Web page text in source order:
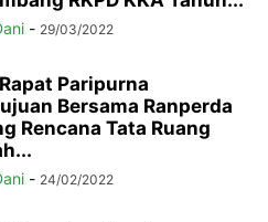
- 29/03/2022
Paripurna
Bersama Ranperda
Rencana Tata Ruang
- 24/02/2022